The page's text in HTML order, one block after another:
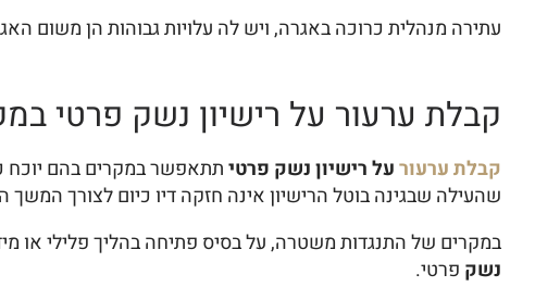
עתירה מנהלית כרוכה באגרה, ויש לה עלויות גבוהות הן משום
קבלת ערעור על רישיון נשק פרטי
קבלת ערעורעל רישיון נשק פרטיתתאפשר במקרים בהם יוכח
שהעילה שבגינה בוטל הרישיון אינה חזקה דיו כיום לצורך המשך
במקרים של התנגדות משטרה, על בסיס פתיחה בהליך פלילי או
נשק פרטי.